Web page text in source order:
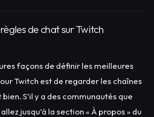
de chat sur Twitch
façons de définir les meilleures
Twitch est de regarder les chaînes
S’il y a des communautés que
jusqu’à la section « À propos » du